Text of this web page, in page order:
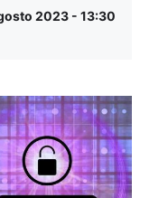
2023 - 13:30